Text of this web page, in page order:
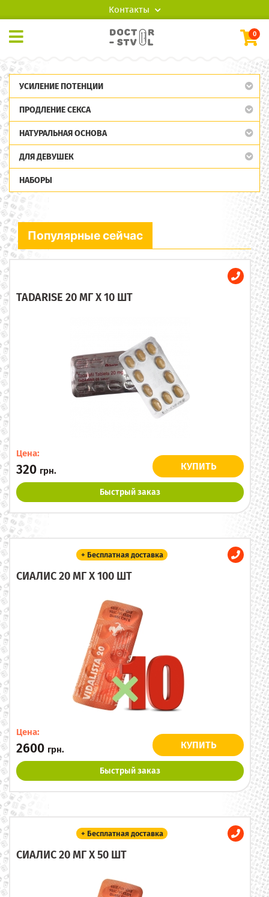
Контакты
0
УСИЛЕНИЕ ПОТЕНЦИИ
ПРОДЛЕНИЕ СЕКСА
НАТУРАЛЬНАЯ ОСНОВА
ДЛЯ ДЕВУШЕК
НАБОРЫ
Популярные сейчас
TADARISE 20 МГ X 10 ШТ
Цена:
320 грн. КУПИТЬ
Быстрый заказ
+ Бесплатная доставка
СИАЛИС 20 МГ X 100 ШТ
Цена:
2600 грн. КУПИТЬ
Быстрый заказ
+ Бесплатная доставка
СИАЛИС 20 МГ X 50 ШТ